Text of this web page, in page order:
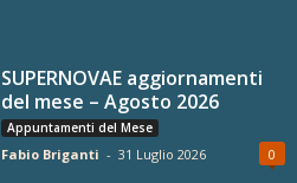
SUPERNOVAE aggiornamenti
del mese – Agosto 2026
Appuntamenti del Mese
Fabio Briganti - 31 Luglio 2026 0